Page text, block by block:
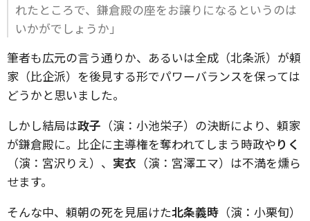
れたところで、鎌倉殿の座をお譲りになるというのは
いかがでしょうか」
筆者も広元の言う通りか、あるいは全成（北条派）が頼
家（比企派）を後見する形でパワーバランスを保っては
どうかと思いました。
しかし結局は政子 （演：小池栄子）の決断により、頼家
が鎌倉殿に。比企に主導権を奪われてしまう時政やりく
（演：宮沢りえ）、 実衣 （演：宮澤エマ）は不満を燻ら
せます。
そんな中、頼朝の死を見届けた北条義時 （演：小栗旬）